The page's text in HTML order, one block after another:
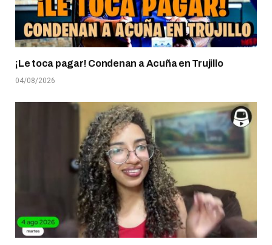
¡Le toca pagar! Condenan a Acuña en Trujillo
04/08/2026